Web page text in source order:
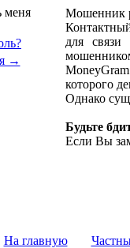
меня
→
Мошенник
для связи
которого
Однако
Будьте
Если Вы
На главную